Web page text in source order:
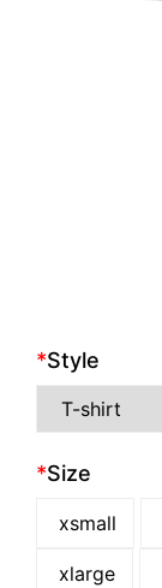
*Style
*Size
xsmall
xlarge